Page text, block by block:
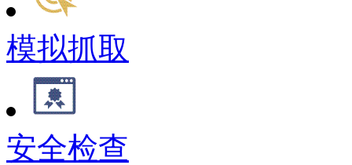
模拟抓取
安全检查